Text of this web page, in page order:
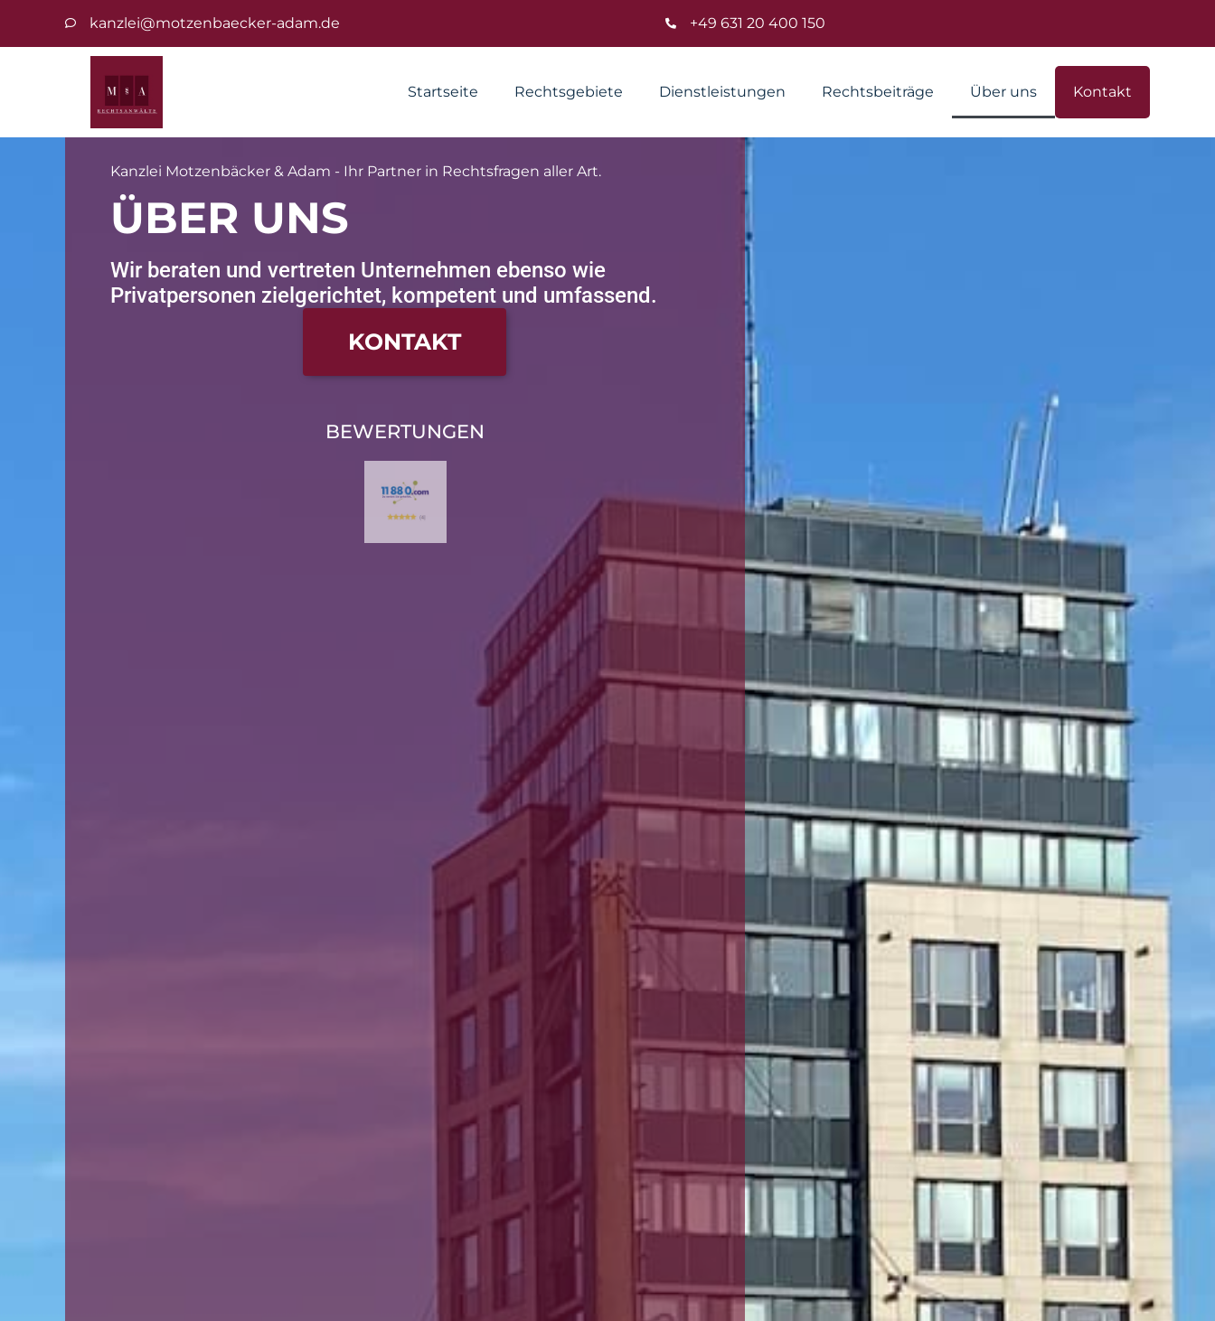
kanzlei@motzenbaecker-adam.de +49 631 20 400 150
Startseite Rechtsgebiete Dienstleistungen Rechtsbeiträge Über uns Kontakt
Kanzlei Motzenbäcker & Adam - Ihr Partner in Rechtsfragen aller Art.
ÜBER UNS
Wir beraten und vertreten Unternehmen ebenso wie
Privatpersonen zielgerichtet, kompetent und umfassend.
KONTAKT
BEWERTUNGEN